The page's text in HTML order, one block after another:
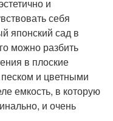
и
себя
японский сад в
можно разбить
в плоские
и цветными
емкость, в которую
и очень